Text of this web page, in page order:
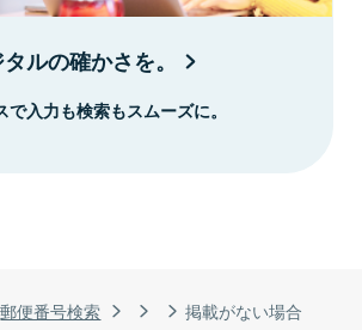
郵便番号検索 掲載がない場合
ルの確かさを。
入力も検索もスムーズに。